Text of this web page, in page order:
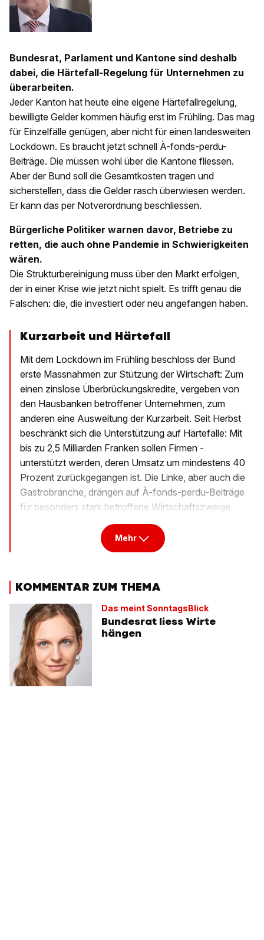
Bundesrat, Parlament und Kantone sind deshalb
dabei, die Härtefall-Regelung für ­Unternehmen zu
überarbeiten.
Jeder Kanton hat heute eine ­eigene Härtefallregelung,
bewilligte Gelder kommen häufig erst im Frühling. Das mag
für Einzel­fälle genügen, aber nicht für ­einen landesweiten
Lockdown. Es braucht jetzt schnell À-fonds-perdu-
Beiträge. Die müssen wohl über die Kantone fliessen.
Aber der Bund soll die Gesamtkosten tragen und
sicherstellen, dass die Gelder rasch überwiesen werden.
Er kann das per Notverordnung beschliessen.
Bürgerliche Politiker warnen davor, Betriebe zu
retten, die auch ohne Pandemie in Schwierigkeiten
wären.
Die Strukturbereinigung muss über den Markt erfolgen,
der in ­einer Krise wie jetzt nicht spielt. Es trifft genau die
Falschen: die, die investiert oder neu angefangen haben.
Kurzarbeit und Härtefall
Mit dem Lockdown im Frühling beschloss der Bund
erste Massnahmen zur Stützung der Wirtschaft: Zum
einen zinslose Überbrückungskredite, vergeben von
den Haus­banken betroffener Unternehmen, zum
anderen eine Ausweitung der Kurz­arbeit. Seit Herbst
beschränkt sich die Unter­stützung auf Härtefälle: Mit
bis zu 2,5 Mil­liarden Franken sollen ­Firmen ­
unterstützt werden, deren Umsatz um mindestens 40
Prozent zurück­gegangen ist. Die Linke, aber auch die
Gastrobranche, drängen auf À-fonds-­perdu-Beiträge
für ­besonders stark be­troffene Wirtschaftszweige.
Mehr
KOMMENTAR ZUM THEMA
Das meint SonntagsBlick
Bundesrat liess Wirte
hängen